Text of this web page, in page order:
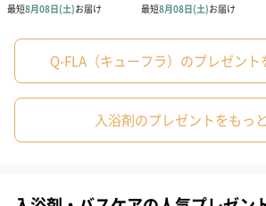
結婚祝い（御結婚御
祝）（110円）
出産祝い（御出
結婚祝いちょい足しギフト
Q-FLA（キューフラ）のプレゼント
入浴剤のプレゼントをもっ